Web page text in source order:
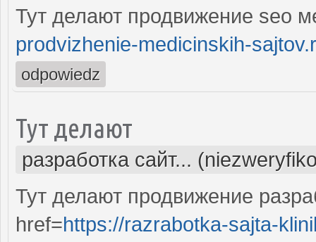
Тут делают продвижение seo
prodvizhenie-medicinskih-
odpowiedz
Тут делают
разработка сайт...
Тут делают продвижение
href=https://razrabotka-sajta-